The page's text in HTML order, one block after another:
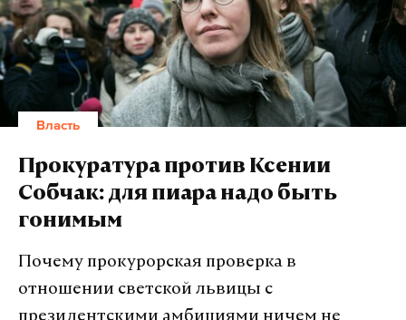
Власть
Прокуратура против Ксении
Собчак: для пиара надо быть
гонимым
Почему прокурорская проверка в
отношении светской львицы с